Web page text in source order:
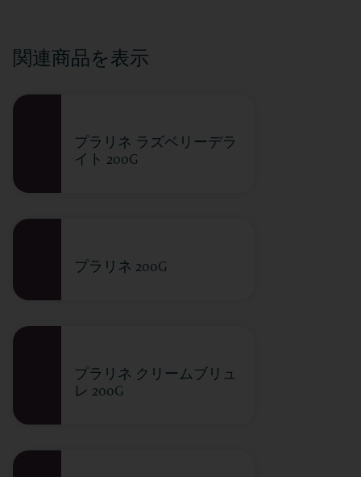
関連商品を表示
プラリネ ラズベリーデラ
イト 200G
プラリネ 200G
プラリネ クリームブリュ
レ 200G